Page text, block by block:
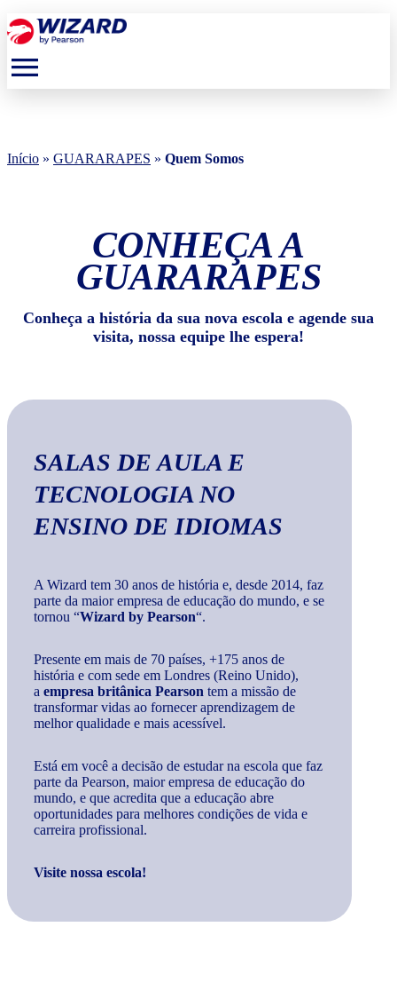
menu
Início » GUARARAPES » Quem Somos
CONHEÇA A
GUARARAPES
Conheça a história da sua nova escola e agende sua
visita, nossa equipe lhe espera!
SALAS DE AULA E
TECNOLOGIANO
ENSINO DE IDIOMAS
A Wizard tem 30 anos de história e, desde 2014, faz
parte da maior empresa de educação do mundo, e se
tornou “Wizard by Pearson“.
Presente em mais de 70 países, +175 anos de
história e com sede em Londres (Reino Unido),
a empresa britânica Pearson tem a missão de
transformar vidas ao fornecer aprendizagem de
melhor qualidade e mais acessível.
Está em você a decisão de estudar na escola que faz
parte da Pearson, maior empresa de educação do
mundo, e que acredita que a educação abre
oportunidades para melhores condições de vida e
carreira profissional.
Visite nossa escola!